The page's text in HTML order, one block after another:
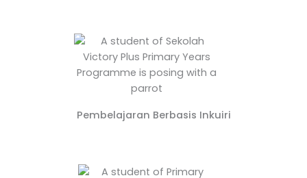
Pembelajaran Berbasis Inkuiri